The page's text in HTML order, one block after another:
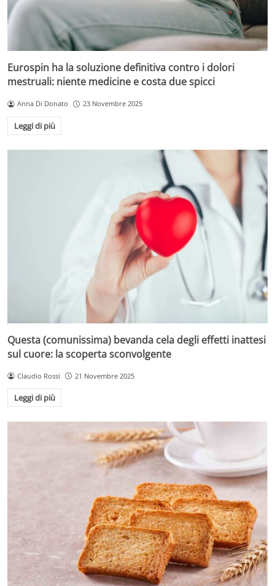
Eurospin ha la soluzione definitiva contro i dolori
mestruali: niente medicine e costa due spicci
Anna Di Donato 23 Novembre 2025
Leggi di più
Questa (comunissima) bevanda cela degli effetti inattesi
sul cuore: la scoperta sconvolgente
Claudio Rossi 21 Novembre 2025
Leggi di più